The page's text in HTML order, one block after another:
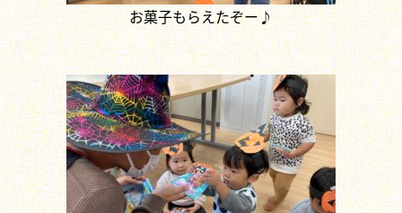
お菓子もらえたぞー♪